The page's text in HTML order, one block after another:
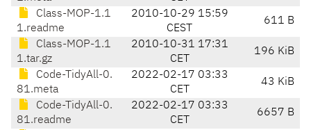
Class-MOP-1.1
1.readme
2010-10-29 15:59
CEST
611 B
Class-MOP-1.1
1.tar.gz
2010-10-31 17:31
CET
196 KiB
Code-TidyAll-0.
81.meta
2022-02-17 03:33
CET
43 KiB
Code-TidyAll-0.
81.readme
2022-02-17 03:33
CET
6657 B